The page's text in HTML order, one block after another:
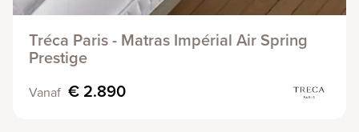
Tréca Paris - Matras Impérial Air Spring
Prestige
Vanaf € 2.890